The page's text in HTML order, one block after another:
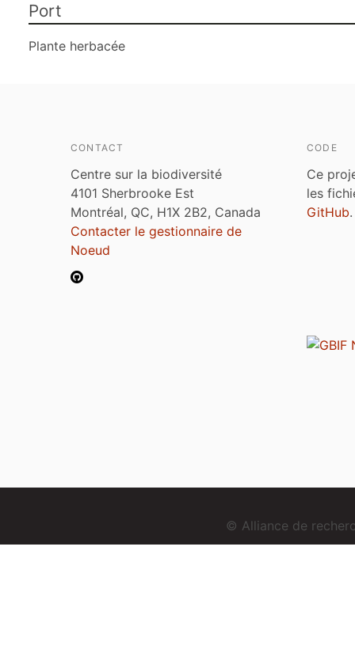
Port
Plante herbacée
CONTACT
Centre sur la biodiversité
4101 Sherbrooke Est
Montréal, QC, H1X 2B2, Canada
Contacter le gestionnaire de
Noeud
CODE
Ce
les
GitHub.
© Alliance de